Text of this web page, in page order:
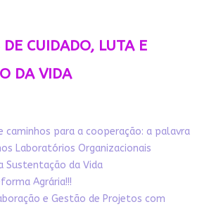
DE CUIDADO, LUTA E
DA VIDA
caminhos para a cooperação: a palavra
Laboratórios Organizacionais
Sustentação da Vida
Agrária!!!
e Gestão de Projetos com